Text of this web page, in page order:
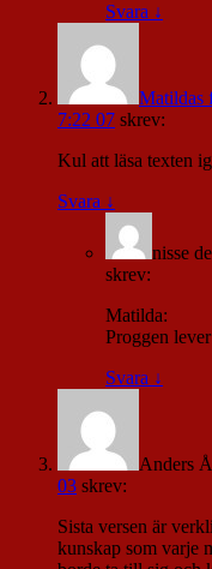
Svara ↓
Matildas
7:22 07 skrev:
Kul att läsa texten
Svara ↓
nisse
skrev:
Matilda:
Proggen
Svara ↓
Anders
03 skrev:
Sista versen är
kunskap som varje